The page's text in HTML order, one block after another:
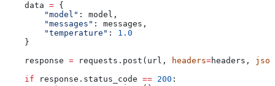
    data
= {
        "model"
: model,
        "messages"
: messages,
        "temperature"
: 1.0
    }
    response
= requests.post(url, headers=headers, json
    if
response.status_code == 200 :